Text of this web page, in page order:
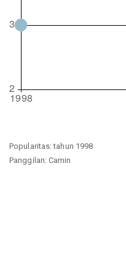
Popularitas: tahun 1998
Panggilan: Camin